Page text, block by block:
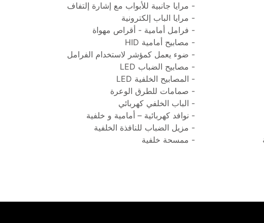
- مرايا جانبية للأبواب مع إشارة إلتفاف
- مرايا الباب إلكترونية
- فرامل أمامية - أقراص مهواة
- مصابيح أمامية HID
- ضوء يعمل كمؤشر لاستخدام الفرامل
- مصابيح الضباب LED
- المصابيح الخلفية LED
- صمامات للطرق الوعرة
- الباب الخلفي كهربائي
- نوافد كهربائية – أمامية و خلفية
- مزيل الضباب للنافذة الخلفية
- ممسحة خلفية